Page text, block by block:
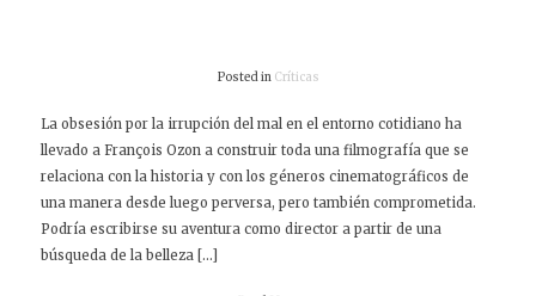
Posted in Críticas
La obsesión por la irrupción del mal en el entorno cotidiano ha
llevado a François Ozon a construir toda una filmografía que se
relaciona con la historia y con los géneros cinematográficos de
una manera desde luego perversa, pero también comprometida.
Podría escribirse su aventura como director a partir de una
búsqueda de la belleza […]